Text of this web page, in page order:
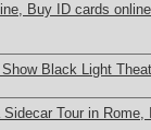
Buy ID cards
Black Light
Tour in Rome,